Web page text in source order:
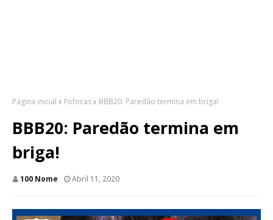
Página inicial Fofocas BBB20: Paredão termina em briga!
BBB20: Paredão termina em
briga!
100 Nome Abril 11, 2020